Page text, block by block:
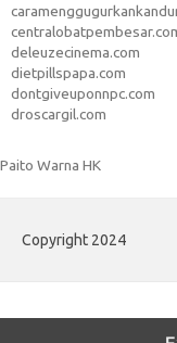
deleuzecinema.com
dietpillspapa.com
dontgiveuponnpc.com
droscargil.com
Paito Warna HK
Copyright 2024